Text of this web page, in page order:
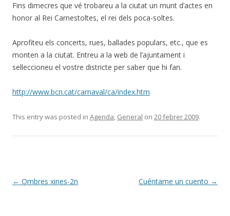
Fins dimecres que vé trobareu a la ciutat un munt d’actes en
honor al Rei Carnestoltes, el rei dels poca-soltes.
Aprofiteu els concerts, rues, ballades populars, etc., que es
monten a la ciutat. Entreu a la web de l’ajuntament i
sel·leccioneu el vostre districte per saber que hi fan.
http://www.bcn.cat/carnaval/ca/index.htm
This entry was posted in Agenda, General on 20 febrer 2009.
Post
← Ombres xines-2n Cuéntame un cuento →